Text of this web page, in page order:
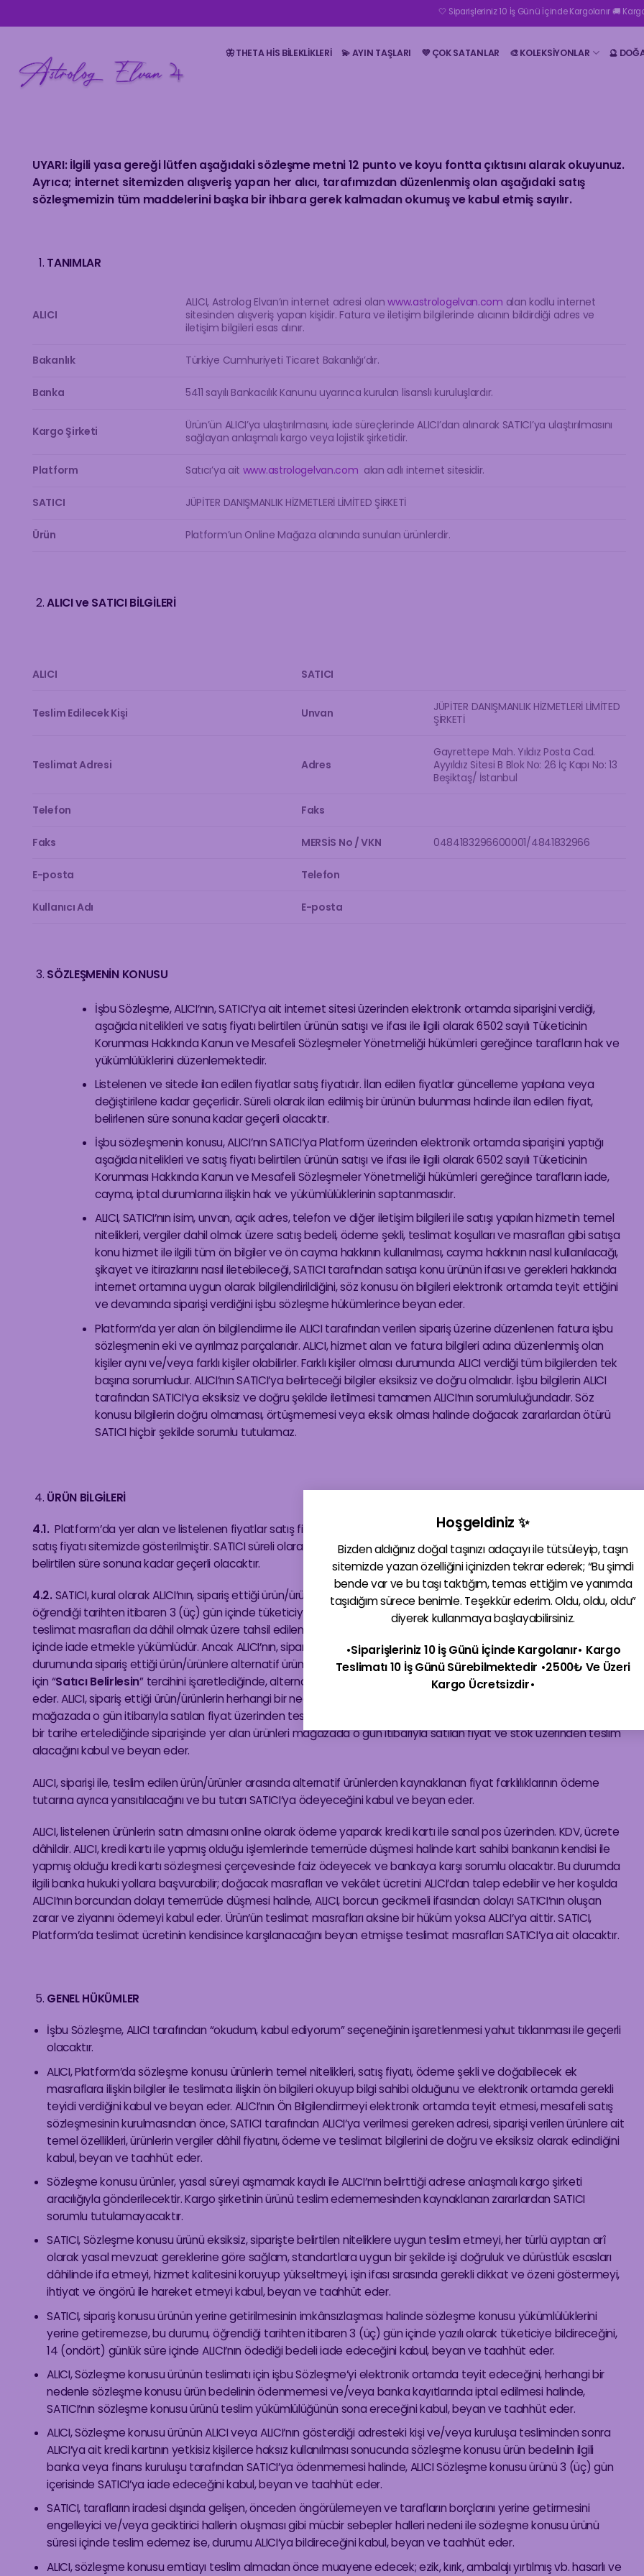
Hoşgeldiniz ✨
Bizden aldığınız doğal taşınızı adaçayı ile tütsüleyip, taşın
sitemizde yazan özelliğini içinizden tekrar ederek; “Bu şimdi
bende var ve bu taşı taktığım, temas ettiğim ve yanımda
taşıdığım sürece benimle. Teşekkür ederim. Oldu, oldu, oldu”
diyerek kullanmaya başlayabilirsiniz.
•Siparişleriniz 10 İş Günü İçinde Kargolanır• Kargo
Teslimatı 10 İş Günü Sürebilmektedir •2500₺ Ve Üzeri
Kargo Ücretsizdir•
atla
🤍 Siparişleriniz 10 İş Günü İçinde Kargolanır 🚚 Kargo
🦋 THETA HIS BILEKLIKLERI 💫 AYIN TAŞLARI 💜 ÇOK SATANLAR 🎨 KOLEKSİYONLAR 🔮
UYARI: İlgili yasa gereği lütfen aşağıdaki sözleşme metni 12 punto ve koyu fontta çıktısını alarak okuyunuz.
Ayrıca; internet sitemizden alışveriş yapan her alıcı, tarafımızdan düzenlenmiş olan aşağıdaki satış
sözleşmemizin tüm maddelerini başka bir ihbara gerek kalmadan okumuş ve kabul etmiş sayılır.
TANIMLAR
ALICI
ALICI, Astrolog Elvan’ın internet adresi olanwww.astrologelvan.com alan kodlu internet
sitesinden alışveriş yapan kişidir. Fatura ve iletişim bilgilerinde alıcının bildirdiği adres ve
iletişim bilgileri esas alınır.
Bakanlık Türkiye Cumhuriyeti Ticaret Bakanlığı’dır.
Banka 5411 sayılı Bankacılık Kanunu uyarınca kurulan lisanslı kuruluşlardır.
Kargo Şirketi
Ürün’ün ALICI’ya ulaştırılmasını, iade süreçlerinde ALICI’dan alınarak SATICI’ya ulaştırılmasını
sağlayan anlaşmalı kargo veya lojistik şirketidir.
Platform Satıcı’ya ait www.astrologelvan.com alan adlı internet sitesidir.
SATICI JÜPİTER DANIŞMANLIK HİZMETLERİ LİMİTED ŞİRKETİ
Ürün Platform’un Online Mağaza alanında sunulan ürünlerdir.
ALICI ve SATICI BİLGİLERİ
ALICI SATICI
Teslim Edilecek Kişi Unvan
JÜPİTER DANIŞMANLIK HİZMETLERİ LİMİTED
ŞİRKETİ
Teslimat Adresi Adres
Gayrettepe Mah. Yıldız Posta Cad.
Ayyıldız Sitesi B Blok No: 26 İç Kapı No: 13
Beşiktaş/ İstanbul
Telefon Faks
Faks MERSİS No / VKN 0484183296600001/4841832966
E-posta Telefon
Kullanıcı Adı E-posta
SÖZLEŞMENİN KONUSU
İşbu Sözleşme, ALICI’nın, SATICI’ya ait internet sitesi üzerinden elektronik ortamda siparişini verdiği,
aşağıda nitelikleri ve satış fiyatı belirtilen ürünün satışı ve ifası ile ilgili olarak 6502 sayılı Tüketicinin
Korunması Hakkında Kanun ve Mesafeli Sözleşmeler Yönetmeliği hükümleri gereğince tarafların hak ve
yükümlülüklerini düzenlemektedir.
Listelenen ve sitede ilan edilen fiyatlar satış fiyatıdır. İlan edilen fiyatlar güncelleme yapılana veya
değiştirilene kadar geçerlidir. Süreli olarak ilan edilmiş bir ürünün bulunması halinde ilan edilen fiyat,
belirlenen süre sonuna kadar geçerli olacaktır.
İşbu sözleşmenin konusu, ALICI’nın SATICI’ya Platform üzerinden elektronik ortamda siparişini yaptığı
aşağıda nitelikleri ve satış fiyatı belirtilen ürünün satışı ve ifası ile ilgili olarak 6502 sayılı Tüketicinin
Korunması Hakkında Kanun ve Mesafeli Sözleşmeler Yönetmeliği hükümleri gereğince tarafların iade,
cayma, iptal durumlarına ilişkin hak ve yükümlülüklerinin saptanmasıdır.
ALICI, SATICI’nın isim, unvan, açık adres, telefon ve diğer iletişim bilgileri ile satışı yapılan hizmetin temel
nitelikleri, vergiler dahil olmak üzere satış bedeli, ödeme şekli, teslimat koşulları ve masrafları gibi satışa
konu hizmet ile ilgili tüm ön bilgiler ve ön cayma hakkının kullanılması, cayma hakkının nasıl kullanılacağı,
şikayet ve itirazlarını nasıl iletebileceği, SATICI tarafından satışa konu ürünün ifası ve gerekleri hakkında
internet ortamına uygun olarak bilgilendirildiğini, söz konusu ön bilgileri elektronik ortamda teyit ettiğini
ve devamında siparişi verdiğini işbu sözleşme hükümlerince beyan eder.
Platform’da yer alan ön bilgilendirme ile ALICI tarafından verilen sipariş üzerine düzenlenen fatura işbu
sözleşmenin eki ve ayrılmaz parçalarıdır. ALICI, hizmet alan ve fatura bilgileri adına düzenlenmiş olan
kişiler aynı ve/veya farklı kişiler olabilirler. Farklı kişiler olması durumunda ALICI verdiği tüm bilgilerden tek
başına sorumludur. ALICI’nın SATICI’ya belirteceği bilgiler eksiksiz ve doğru olmalıdır. İşbu bilgilerin ALICI
tarafından SATICI’ya eksiksiz ve doğru şekilde iletilmesi tamamen ALICI’nın sorumluluğundadır. Söz
konusu bilgilerin doğru olmaması, örtüşmemesi veya eksik olması halinde doğacak zararlardan ötürü
SATICI hiçbir şekilde sorumlu tutulamaz.
ÜRÜN BİLGİLERİ
4.1. Platform’da yer alan ve listelenen fiyatlar satış fiyatıdır. Sözleşme konusu mal ya da hizmetin tüm vergiler dâhil
satış fiyatı sitemizde gösterilmiştir. SATICI süreli olarak farklı fiyat ilan edebilir. Böyle bir durumda ilan edilen fiyatlar
belirtilen süre sonuna kadar geçerli olacaktır.
4.2. SATICI, kural olarak ALICI’nın, sipariş ettiği ürün/ürünlerin herhangi bir nedenle imkansızlaşması halinde bu durumu
öğrendiği tarihten itibaren 3 (üç) gün içinde tüketiciye yazılı olarak veya kalıcı veri saklayıcısı ile bildirmek ve varsa
teslimat masrafları da dâhil olmak üzere tahsil edilen tüm ödemeleri bildirim tarihinden itibaren en geç on dört gün
içinde iade etmekle yükümlüdür. Ancak ALICI’nın, sipariş ettiği ürün/ürünlerin herhangi bir nedenle imkansızlaşması
durumunda sipariş ettiği ürün/ürünlere alternatif ürün belirleyebilme hakkı bulunmaktadır. ALICI, Alternatif ürün tercihi
için “Satıcı Belirlesin” tercihini işaretlediğinde, alternatif ürünlerin SATICI tarafından seçileceğini kabul ve beyan
eder. ALICI, sipariş ettiği ürün/ürünlerin herhangi bir nedenle tedarik edilememesi durumunda alternatif ürün/ürünleri,
mağazada o gün itibarıyla satılan fiyat üzerinden teslim alacağını kabul ve beyan eder. ALICI, mevcut siparişini ileri
bir tarihe ertelediğinde siparişinde yer alan ürünleri mağazada o gün itibarıyla satılan fiyat ve stok üzerinden teslim
alacağını kabul ve beyan eder.
ALICI, siparişi ile, teslim edilen ürün/ürünler arasında alternatif ürünlerden kaynaklanan fiyat farklılıklarının ödeme
tutarına ayrıca yansıtılacağını ve bu tutarı SATICI’ya ödeyeceğini kabul ve beyan eder.
ALICI, listelenen ürünlerin satın almasını online olarak ödeme yaparak kredi kartı ile sanal pos üzerinden. KDV, ücrete
dâhildir. ALICI, kredi kartı ile yapmış olduğu işlemlerinde temerrüde düşmesi halinde kart sahibi bankanın kendisi ile
yapmış olduğu kredi kartı sözleşmesi çerçevesinde faiz ödeyecek ve bankaya karşı sorumlu olacaktır. Bu durumda
ilgili banka hukuki yollara başvurabilir; doğacak masrafları ve vekâlet ücretini ALICI’dan talep edebilir ve her koşulda
ALICI’nın borcundan dolayı temerrüde düşmesi halinde, ALICI, borcun gecikmeli ifasından dolayı SATICI’nın oluşan
zarar ve ziyanını ödemeyi kabul eder. Ürün’ün teslimat masrafları aksine bir hüküm yoksa ALICI’ya aittir. SATICI,
Platform’da teslimat ücretinin kendisince karşılanacağını beyan etmişse teslimat masrafları SATICI’ya ait olacaktır.
GENEL HÜKÜMLER
İşbu Sözleşme, ALICI tarafından “okudum, kabul ediyorum” seçeneğinin işaretlenmesi yahut tıklanması ile geçerli
olacaktır.
ALICI, Platform’da sözleşme konusu ürünlerin temel nitelikleri, satış fiyatı, ödeme şekli ve doğabilecek ek
masraflara ilişkin bilgiler ile teslimata ilişkin ön bilgileri okuyup bilgi sahibi olduğunu ve elektronik ortamda gerekli
teyidi verdiğini kabul ve beyan eder. ALICI’nın Ön Bilgilendirmeyi elektronik ortamda teyit etmesi, mesafeli satış
sözleşmesinin kurulmasından önce, SATICI tarafından ALICI’ya verilmesi gereken adresi, siparişi verilen ürünlere ait
temel özellikleri, ürünlerin vergiler dâhil fiyatını, ödeme ve teslimat bilgilerini de doğru ve eksiksiz olarak edindiğini
kabul, beyan ve taahhüt eder.
Sözleşme konusu ürünler, yasal süreyi aşmamak kaydı ile ALICI’nın belirttiği adrese anlaşmalı kargo şirketi
aracılığıyla gönderilecektir. Kargo şirketinin ürünü teslim edememesinden kaynaklanan zararlardan SATICI
sorumlu tutulamayacaktır.
SATICI, Sözleşme konusu ürünü eksiksiz, siparişte belirtilen niteliklere uygun teslim etmeyi, her türlü ayıptan arî
olarak yasal mevzuat gereklerine göre sağlam, standartlara uygun bir şekilde işi doğruluk ve dürüstlük esasları
dâhilinde ifa etmeyi, hizmet kalitesini koruyup yükseltmeyi, işin ifası sırasında gerekli dikkat ve özeni göstermeyi,
ihtiyat ve öngörü ile hareket etmeyi kabul, beyan ve taahhüt eder.
SATICI, sipariş konusu ürünün yerine getirilmesinin imkânsızlaşması halinde sözleşme konusu yükümlülüklerini
yerine getiremezse, bu durumu, öğrendiği tarihten itibaren 3 (üç) gün içinde yazılı olarak tüketiciye bildireceğini,
14 (ondört) günlük süre içinde ALICI’nın ödediği bedeli iade edeceğini kabul, beyan ve taahhüt eder.
ALICI, Sözleşme konusu ürünün teslimatı için işbu Sözleşme’yi elektronik ortamda teyit edeceğini, herhangi bir
nedenle sözleşme konusu ürün bedelinin ödenmemesi ve/veya banka kayıtlarında iptal edilmesi halinde,
SATICI’nın sözleşme konusu ürünü teslim yükümlülüğünün sona ereceğini kabul, beyan ve taahhüt eder.
ALICI, Sözleşme konusu ürünün ALICI veya ALICI’nın gösterdiği adresteki kişi ve/veya kuruluşa tesliminden sonra
ALICI’ya ait kredi kartının yetkisiz kişilerce haksız kullanılması sonucunda sözleşme konusu ürün bedelinin ilgili
banka veya finans kuruluşu tarafından SATICI’ya ödenmemesi halinde, ALICI Sözleşme konusu ürünü 3 (üç) gün
içerisinde SATICI’ya iade edeceğini kabul, beyan ve taahhüt eder.
SATICI, tarafların iradesi dışında gelişen, önceden öngörülemeyen ve tarafların borçlarını yerine getirmesini
engelleyici ve/veya geciktirici hallerin oluşması gibi mücbir sebepler halleri nedeni ile sözleşme konusu ürünü
süresi içinde teslim edemez ise, durumu ALICI’ya bildireceğini kabul, beyan ve taahhüt eder.
ALICI, sözleşme konusu emtiayı teslim almadan önce muayene edecek; ezik, kırık, ambalajı yırtılmış vb. hasarlı ve